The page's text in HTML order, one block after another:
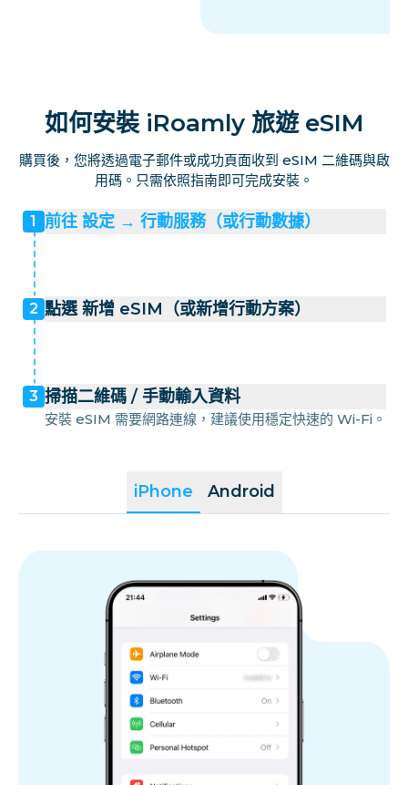
馬耳他
摩納哥
挪威
葡萄牙
斯洛伐克
斯洛維尼亞
西班牙
如何安裝 iRoamly 旅遊 eSIM
購買後，您將透過電子郵件或成功頁面收到 eSIM 二維碼與啟
用碼。只需依照指南即可完成安裝。
iPhone Android
1 前往 設定 → 行動服務（或行動數據）
2 點選 新增 eSIM（或新增行動方案）
3 掃描二維碼 / 手動輸入資料
安裝 eSIM 需要網路連線，建議使用穩定快速的 Wi-Fi。